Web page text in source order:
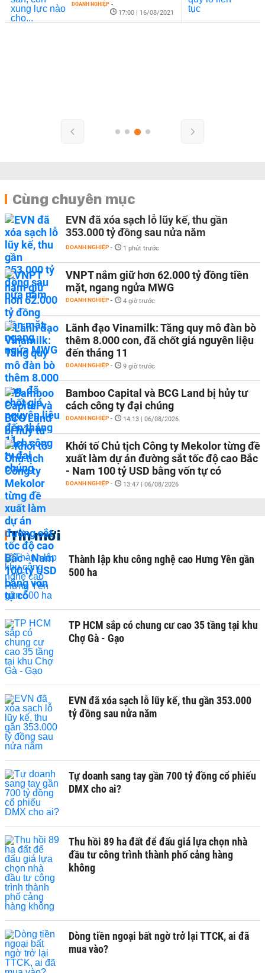
DOANH NGHIỆP -
17:00 | 16/08/2021
Cùng chuyên mục
EVN đã xóa sạch lỗ lũy kế, thu gần
353.000 tỷ đồng sau nửa năm
DOANH NGHIỆP - 1 phút trước
VNPT nắm giữ hơn 62.000 tỷ đồng tiền
mặt, ngang ngửa MWG
DOANH NGHIỆP - 4 giờ trước
Lãnh đạo Vinamilk: Tăng quy mô đàn bò
thêm 8.000 con, đã chốt giá nguyên liệu
đến tháng 11
DOANH NGHIỆP - 9 giờ trước
Bamboo Capital và BCG Land bị hủy tư
cách công ty đại chúng
DOANH NGHIỆP - 14:13 | 06/08/2026
Khởi tố Chủ tịch Công ty Mekolor từng đề
xuất làm dự án đường sắt tốc độ cao Bắc
- Nam 100 tỷ USD bằng vốn tự có
DOANH NGHIỆP - 13:47 | 06/08/2026
Tin mới
Thành lập khu công nghệ cao Hưng Yên gần
500 ha
TP HCM sắp có chung cư cao 35 tầng tại khu
Chợ Gà - Gạo
EVN đã xóa sạch lỗ lũy kế, thu gần 353.000
tỷ đồng sau nửa năm
Tự doanh sang tay gần 700 tỷ đồng cổ phiếu
DMX cho ai?
Thu hồi 89 ha đất để đấu giá lựa chọn nhà
đầu tư công trình thành phố cảng hàng
không
Dòng tiền ngoại bất ngờ trở lại TTCK, ai đã
mua vào?